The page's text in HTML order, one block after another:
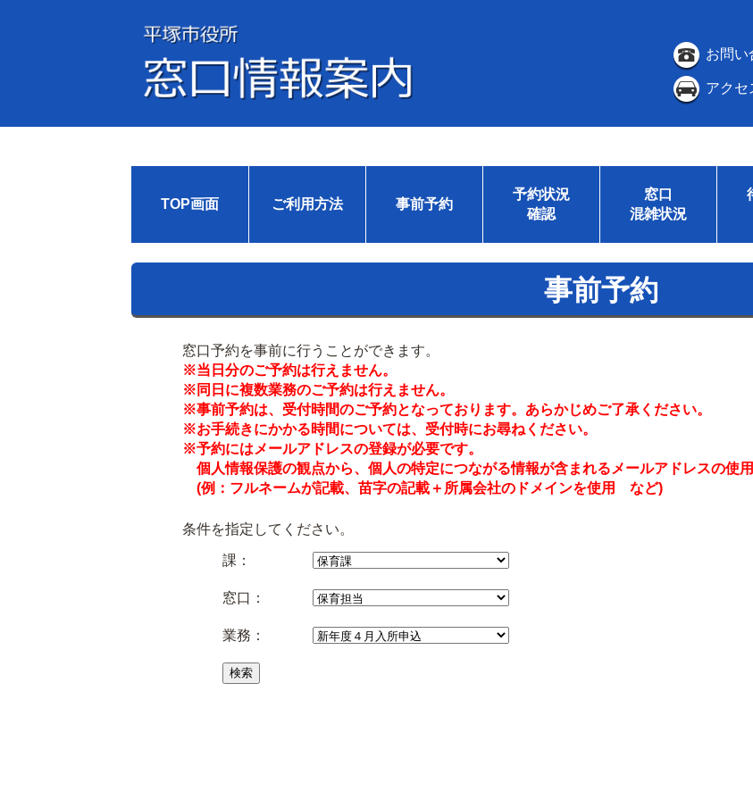
お問い
アクセ
TOP画面 ご利用方法 事前予約
予約状況
確認
窓口
混雑状況
事前予約
窓口予約を事前に行うことができます。
※当日分のご予約は行えません。
※同日に複数業務のご予約は行えません。
※事前予約は、受付時間のご予約となっております。あらかじめご了承ください。
※お手続きにかかる時間については、受付時にお尋ねください。
※予約にはメールアドレスの登録が必要です。
個人情報保護の観点から、個人の特定につながる情報が含まれるメールアドレスの使用
(例：フルネームが記載、苗字の記載＋所属会社のドメインを使用 など)
条件を指定してください。
課：
窓口：
業務：